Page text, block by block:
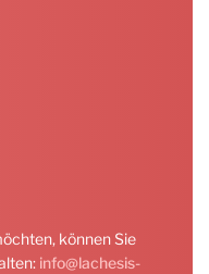
können Sie
info@lachesis-